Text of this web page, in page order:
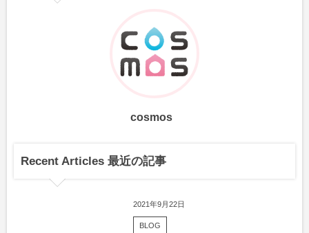
cosmos
Recent Articles 最近の記事
2021年9月22日
BLOG